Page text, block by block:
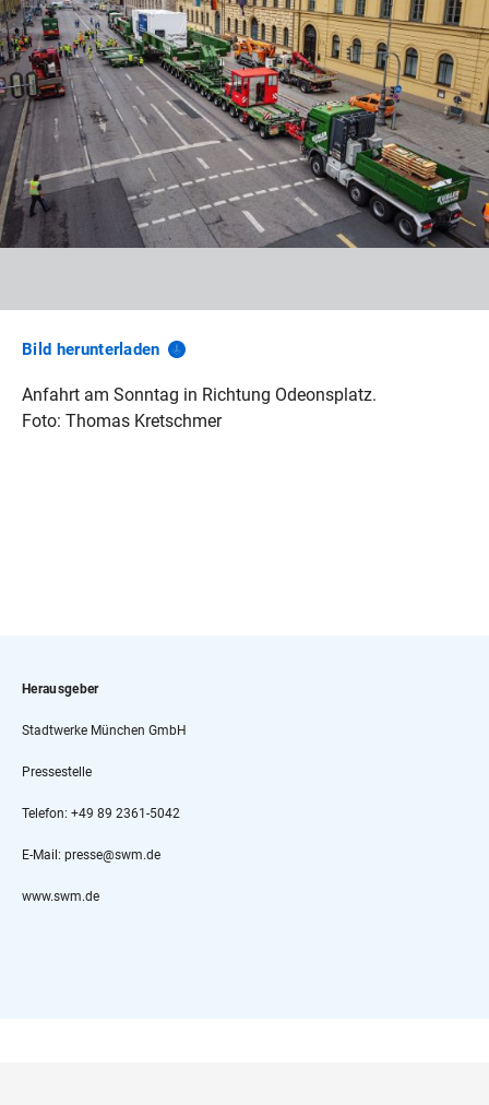
Bild herunterladen
Anfahrt am Sonntag in Richtung Odeonsplatz.
Foto: Thomas Kretschmer
Herausgeber
Stadtwerke München GmbH
Pressestelle
Telefon: +49 89 2361-5042
E-Mail: presse@swm.de
www.swm.de